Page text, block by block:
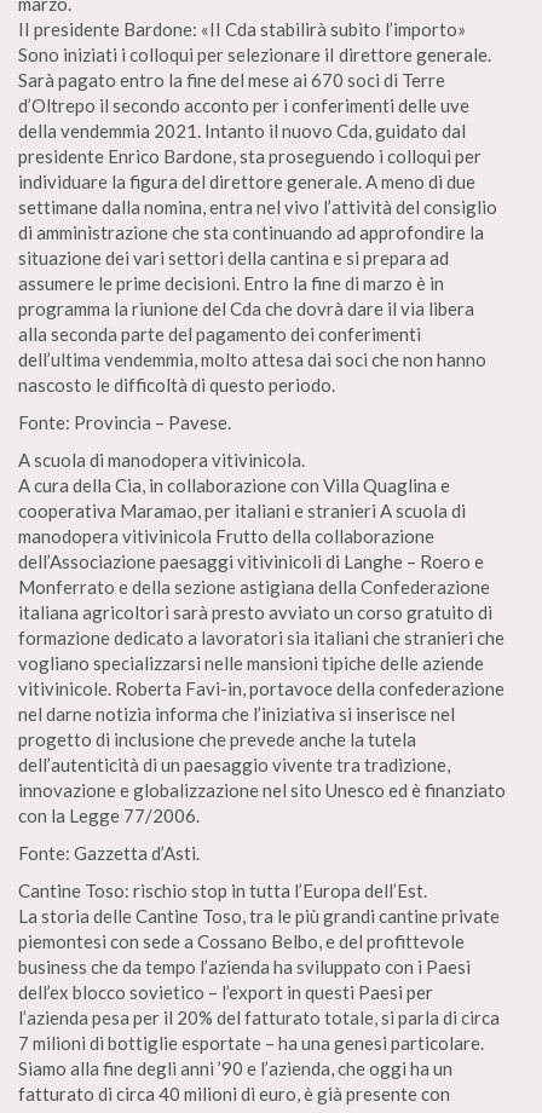
II presidente Bardone: «II Cda stabilirà subito l’importo»
Sono iniziati i colloqui per selezionare iI direttore generale.
Sarà pagato entro la fine del mese ai 670 soci di Terre
d’Oltrepo il secondo acconto per i conferimenti delle uve
della vendemmia 2021. Intanto il nuovo Cda, guidato dal
presidente Enrico Bardone, sta proseguendo i colloqui per
individuare la figura del direttore generale. A meno di due
settimane dalla nomina, entra nel vivo l’attività del consiglio
di amministrazione che sta continuando ad approfondire la
situazione dei vari settori della cantina e si prepara ad
assumere le prime decisioni. Entro la fine di marzo è in
programma la riunione del Cda che dovrà dare il via libera
alla seconda parte del pagamento dei conferimenti
dell’ultima vendemmia, molto attesa dai soci che non hanno
nascosto le difficoltà di questo periodo.
Fonte: Provincia – Pavese.
A scuola di manodopera vitivinicola.
A cura della Cia, in collaborazione con Villa Quaglina e
cooperativa Maramao, per italiani e stranieri A scuola di
manodopera vitivinicola Frutto della collaborazione
dell’Associazione paesaggi vitivinicoli di Langhe – Roero e
Monferrato e della sezione astigiana della Confederazione
italiana agricoltori sarà presto avviato un corso gratuito di
formazione dedicato a lavoratori sia italiani che stranieri che
vogliano specializzarsi nelle mansioni tipiche delle aziende
vitivinicole. Roberta Favi-in, portavoce della confederazione
nel darne notizia informa che l’iniziativa si inserisce nel
progetto di inclusione che prevede anche la tutela
dell’autenticità di un paesaggio vivente tra tradizione,
innovazione e globalizzazione nel sito Unesco ed è finanziato
con la Legge 77/2006.
Fonte: Gazzetta d’Asti.
Cantine Toso: rischio stop in tutta l’Europa dell’Est.
La storia delle Cantine Toso, tra le più grandi cantine private
piemontesi con sede a Cossano Belbo, e del profittevole
business che da tempo l’azienda ha sviluppato con i Paesi
dell’ex blocco sovietico – l’export in questi Paesi per
l’azienda pesa per il 20% del fatturato totale, si parla di circa
7 milioni di bottiglie esportate – ha una genesi particolare.
Siamo alla fine degli anni ’90 e l’azienda, che oggi ha un
fatturato di circa 40 milioni di euro, è già presente con